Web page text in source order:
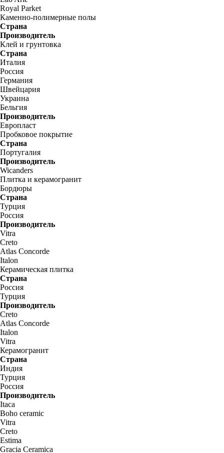
Royal Parket
Каменно-полимерные полы
Страна
Производитель
Клей и грунтовка
Страна
Италия
Россия
Германия
Швейцария
Украина
Бельгия
Производитель
Европласт
Пробковое покрытие
Страна
Португалия
Производитель
Wicanders
Плитка и керамогранит
Бордюры
Страна
Турция
Россия
Производитель
Vitra
Creto
Atlas Concorde
Italon
Керамическая плитка
Страна
Россия
Турция
Производитель
Creto
Atlas Concorde
Italon
Vitra
Керамогранит
Страна
Индия
Турция
Россия
Производитель
Itaca
Boho ceramic
Vitra
Creto
Estima
Gracia Ceramica